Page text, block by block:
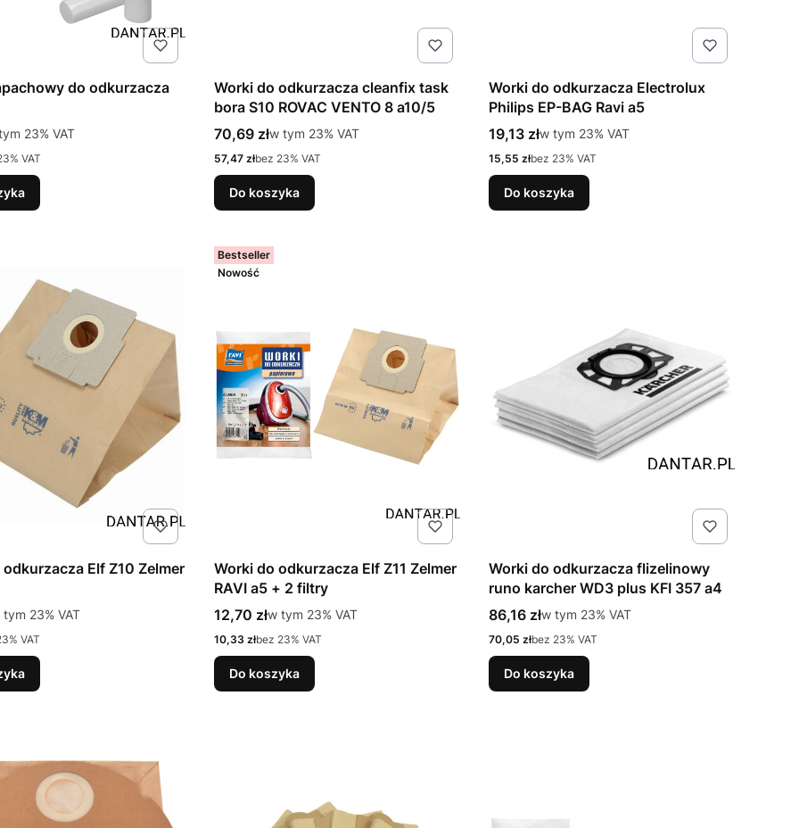
do odkurzacza
%s VAT
23% VAT
VAT
Worki do odkurzacza cleanfix task
bora S10 ROVAC VENTO 8 a10/5
Cena brutto
70,69 złw tym %s VAT
w tym 23% VAT
Cena netto
57,47 złbez 23% VAT
Do koszyka
Worki do odkurzacza Electrolux
Philips EP-BAG Ravi a5
Cena brutto
19,13 złw tym %s VAT
w tym 23% VAT
Cena netto
15,55 złbez 23% VAT
Do koszyka
Elf Z10 Zelmer
%s VAT
tym 23% VAT
VAT
Bestseller
Nowość
Worki do odkurzacza Elf Z11 Zelmer
RAVI a5 + 2 filtry
Cena brutto
12,70 złw tym %s VAT
w tym 23% VAT
Cena netto
10,33 złbez 23% VAT
Do koszyka
Worki do odkurzacza flizelinowy
runo karcher WD3 plus KFI 357 a4
Cena brutto
86,16 złw tym %s VAT
w tym 23% VAT
Cena netto
70,05 złbez 23% VAT
Do koszyka